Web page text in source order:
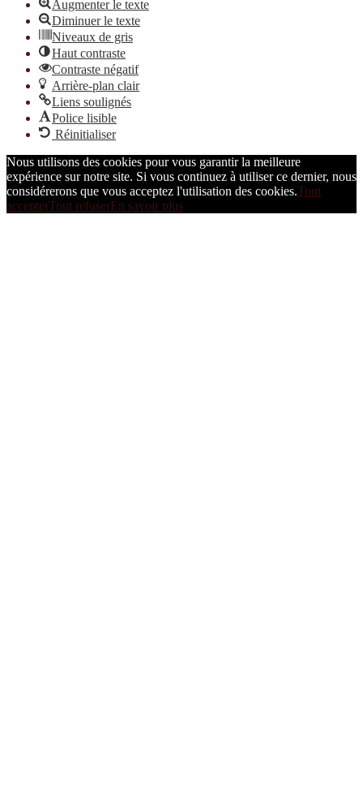
Augmenter le texte
Diminuer le texte
Niveaux de gris
Haut contraste
Contraste négatif
Arrière-plan clair
Liens soulignés
Police lisible
Réinitialiser
Nous utilisons des cookies pour vous garantir la meilleure
expérience sur notre site. Si vous continuez à utiliser ce dernier, nous
considérerons que vous acceptez l'utilisation des cookies.Tout
accepterTout refuserEn savoir plus